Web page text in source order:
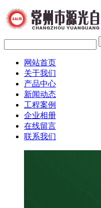
网站首页
关于我们
产品中心
新闻动态
工程案例
企业相册
在线留言
联系我们